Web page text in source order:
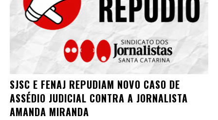
SJSC E FENAJ REPUDIAM NOVO CASO DE
ASSÉDIO JUDICIAL CONTRA A JORNALISTA
AMANDA MIRANDA